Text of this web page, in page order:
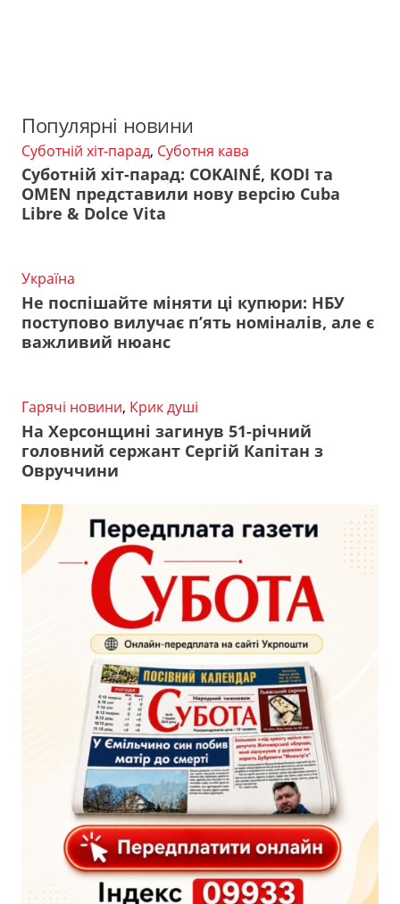
Популярні новини
Суботній хіт-парад, Суботня кава
Суботній хіт-парад: COKAINÉ, KODI та
OMEN представили нову версію Cuba
Libre & Dolce Vita
Україна
Не поспішайте міняти ці купюри: НБУ
поступово вилучає п’ять номіналів, але є
важливий нюанс
Гарячі новини, Крик душі
На Херсонщині загинув 51-річний
головний сержант Сергій Капітан з
Овруччини